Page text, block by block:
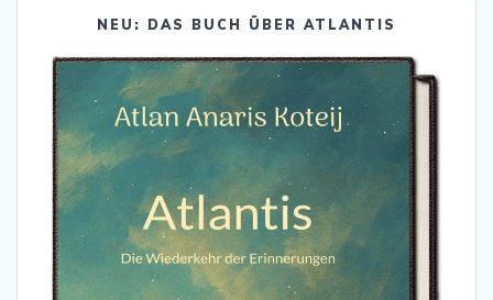
NEU: DAS BUCH ÜBER ATLANTIS